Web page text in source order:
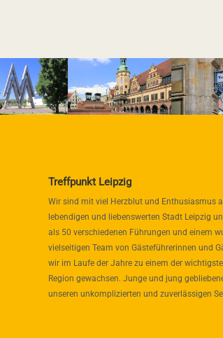
Treffpunkt Leipzig
Wir sind mit viel Herzblut und Enthusiasmus
lebendigen und liebenswerten Stadt Leipzig
als 50 verschiedenen Führungen und einem
vielseitigen Team von Gästeführerinnen und
wir im Laufe der Jahre zu einem der
Region gewachsen. Junge und jung
unseren unkomplizierten und zuverlässigen